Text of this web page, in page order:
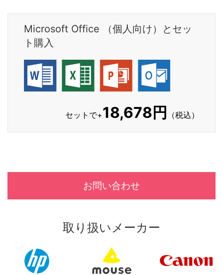
Microsoft Office （個人向け）とセッ
ト購入
セットで+18,678円 （税込）
お問い合わせ
取り扱いメーカー